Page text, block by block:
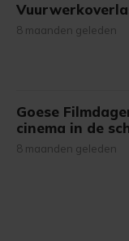
8 maanden geleden
Goese
cinema in de
8 maanden geleden